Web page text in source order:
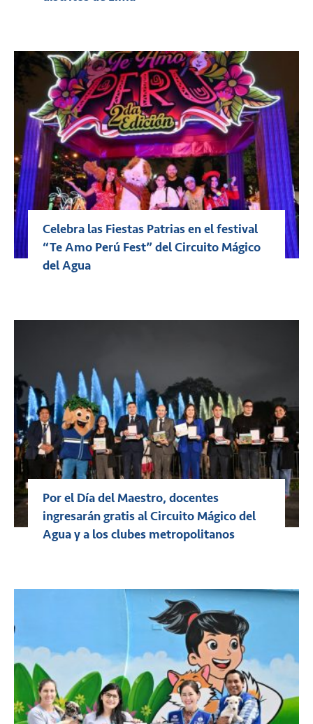
Celebra las Fiestas Patrias en el festival
“Te Amo Perú Fest” del Circuito Mágico
del Agua
Por el Día del Maestro, docentes
ingresarán gratis al Circuito Mágico del
Agua y a los clubes metropolitanos